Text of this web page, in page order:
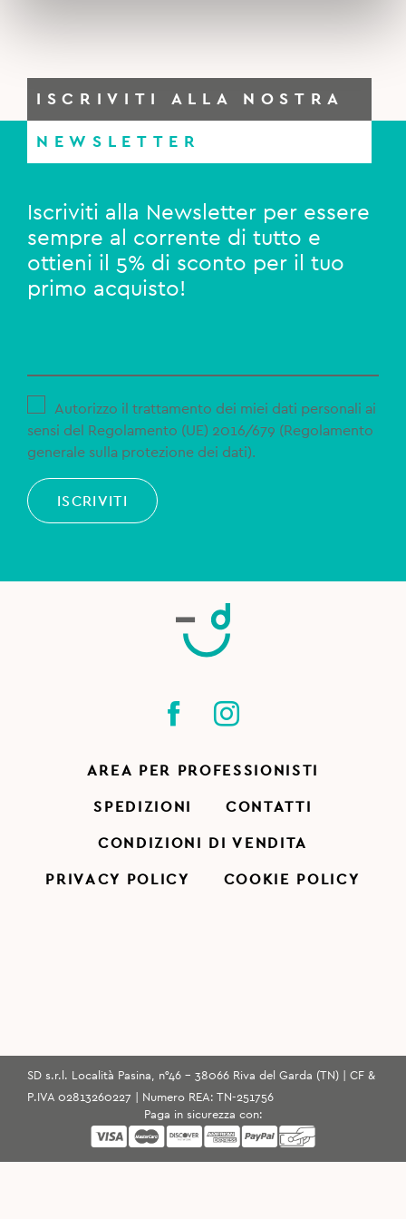
ISCRIVITI ALLA NOSTRA
NEWSLETTER
Iscriviti alla Newsletter per essere
sempre al corrente di tutto e
ottieni il 5% di sconto per il tuo
primo acquisto!
Autorizzo il trattamento dei miei dati personali ai
sensi del Regolamento (UE) 2016/679 (Regolamento
generale sulla protezione dei dati).
ISCRIVITI
AREA PER PROFESSIONISTI
SPEDIZIONI CONTATTI
CONDIZIONI DI VENDITA
PRIVACY POLICY COOKIE POLICY
SD s.r.l. Località Pasina, n°46 - 38066 Riva del Garda (TN) | CF &
P.IVA 02813260227 | Numero REA: TN-251756
Paga in sicurezza con: